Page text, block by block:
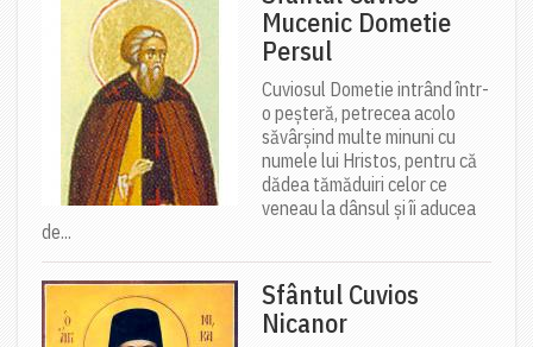
Mucenic Dometie
Persul
Cuviosul Dometie intrând într-
o peșteră, petrecea acolo
săvârșind multe minuni cu
numele lui Hristos, pentru că
dădea tămăduiri celor ce
veneau la dânsul și îi aducea
de...
Sfântul Cuvios
Nicanor